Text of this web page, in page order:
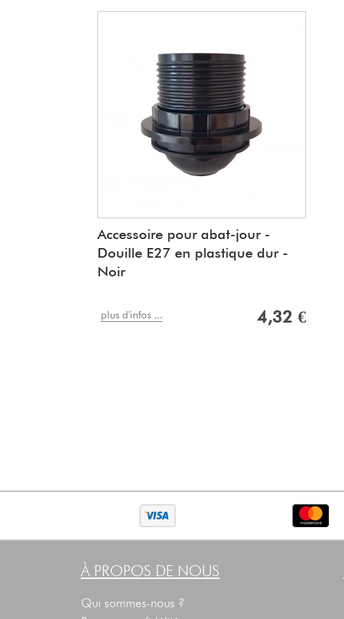
Accessoire pour abat-jour -
Douille E27 en plastique dur -
Noir
plus d'infos ... 4,32 €
À PROPOS DE NOUS
Qui sommes-nous ?